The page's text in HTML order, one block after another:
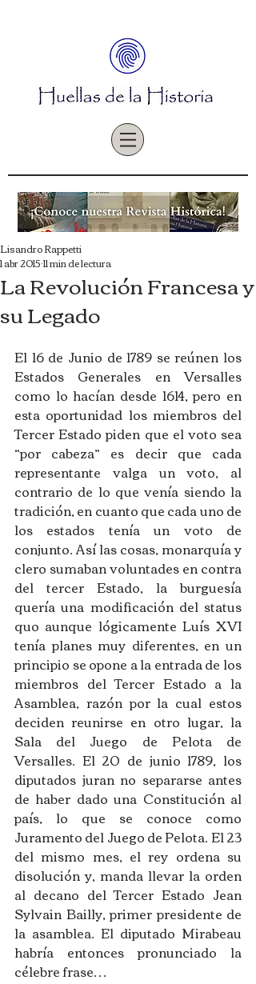
La Revolución Francesa y
su Legado
Lisandro Rappetti
1 abr 201511 min de lectura
El 16 de Junio de 1789 se reúnen los
Estados Generales en Versalles
como lo hacían desde 1614, pero en
esta oportunidad los miembros del
Tercer Estado piden que el voto sea
“por cabeza” es decir que cada
representante valga un voto, al
contrario de lo que venía siendo la
tradición, en cuanto que cada uno de
los estados tenía un voto de
conjunto. Así las cosas, monarquía y
clero sumaban voluntades en contra
del tercer Estado, la burguesía
quería una modificación del status
quo aunque lógicamente Luís XVI
tenía planes muy diferentes, en un
principio se opone a la entrada de los
miembros del Tercer Estado a la
Asamblea, razón por la cual estos
deciden reunirse en otro lugar, la
Sala del Juego de Pelota de
Versalles. El 20 de junio 1789, los
diputados juran no separarse antes
de haber dado una Constitución al
país, lo que se conoce como
Juramento del Juego de Pelota. El 23
del mismo mes, el rey ordena su
disolución y, manda llevar la orden
al decano del Tercer Estado Jean
Sylvain Bailly, primer presidente de
la asamblea. El diputado Mirabeau
habría entonces pronunciado la
célebre frase…